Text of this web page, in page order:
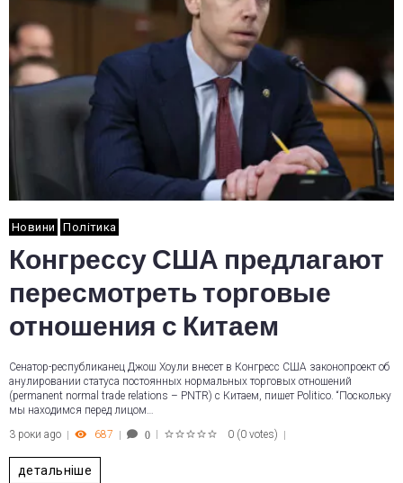
Новини Політика
Конгрессу США предлагают
пересмотреть торговые
отношения с Китаем
Сенатор-республиканец Джош Хоули внесет в Конгресс США законопроект об
анулировании статуса постоянных нормальных торговых отношений
(permanent normal trade relations – PNTR) с Китаем, пишет Politico. “Поскольку
мы находимся перед лицом…
3 роки ago
687 0 0 (0 votes)
детальніше